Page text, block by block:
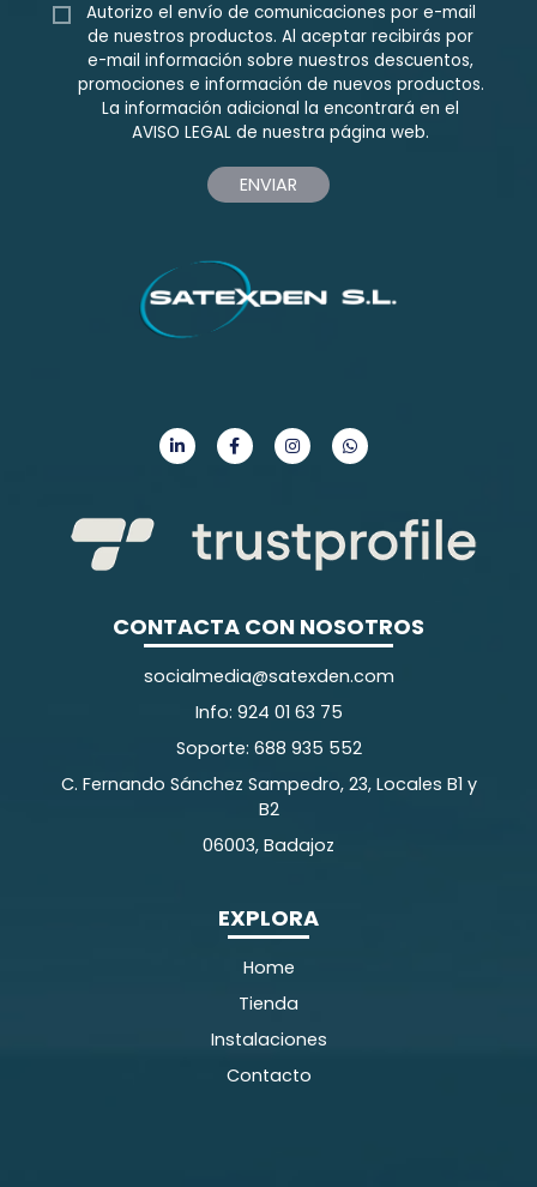
Autorizo el envío de comunicaciones por e-mail
de nuestros productos. Al aceptar recibirás por
e-mail información sobre nuestros descuentos,
promociones e información de nuevos productos.
La información adicional la encontrará en el
AVISO LEGAL de nuestra página web.
ENVIAR
EXPLORA
Home
Tienda
Instalaciones
Contacto
CONTACTA CON NOSOTROS
socialmedia@satexden.com
Info: 924 01 63 75
Soporte: 688 935 552
C. Fernando Sánchez Sampedro, 23, Locales B1 y
B2
06003, Badajoz